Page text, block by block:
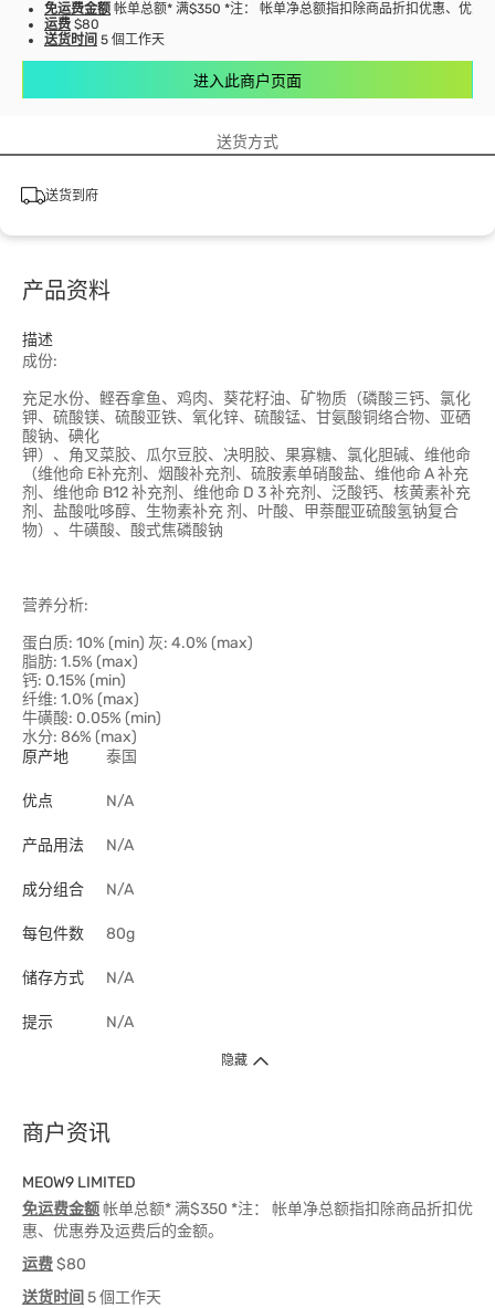
免运费金额 帐单总额* 满$350 *注： 帐单净总额指扣除商品折扣优惠、优惠
运费 $80
送货时间 5 個工作天
进入此商户页面
送货方式
送货到府
产品资料
描述
成份:
充足水份、鲣吞拿鱼、鸡肉、葵花籽油、矿物质（磷酸三钙、氯化
钾、硫酸镁、硫酸亚铁、氧化锌、硫酸锰、甘氨酸铜络合物、亚硒
酸钠、碘化
钾）、角叉菜胶、瓜尔豆胶、决明胶、果寡糖、氯化胆碱、维他命
（维他命 E补充剂、烟酸补充剂、硫胺素单硝酸盐、维他命 A 补充
剂、维他命 B12 补充剂、维他命 D 3 补充剂、泛酸钙、核黄素补充
剂、盐酸吡哆醇、生物素补充 剂、叶酸、甲萘醌亚硫酸氢钠复合
物）、牛磺酸、酸式焦磷酸钠
营养分析:
蛋白质: 10% (min) 灰: 4.0% (max)
脂肪: 1.5% (max)
钙: 0.15% (min)
纤维: 1.0% (max)
牛磺酸: 0.05% (min)
水分: 86% (max)
原产地
泰国
优点 N/A
产品用法 N/A
成分组合 N/A
每包件数 80g
储存方式 N/A
提示 N/A
隐藏
商户资讯
MEOW9 LIMITED
免运费金额帐单总额* 满$350 *注： 帐单净总额指扣除商品折扣优
惠、优惠券及运费后的金额。
运费$80
送货时间 5 個工作天